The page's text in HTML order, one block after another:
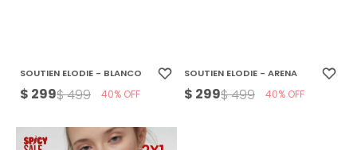
SOUTIEN ELODIE - BLANCO
$ 299$499 40
SOUTIEN ELODIE - ARENA
$ 299$499 40